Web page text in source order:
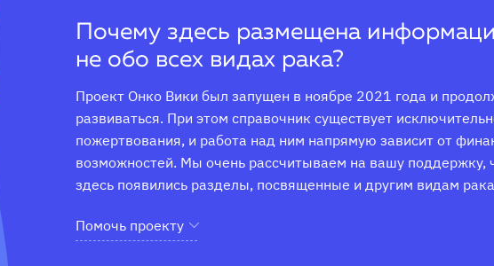
Почему здесь размещена
не обо всех видах рака?
Проект Онко Вики был запущен в ноябре 2021 года и
развиваться. При этом справочник существует
пожертвования, и работа над ним напрямую зависит от
возможностей. Мы очень рассчитываем на вашу поддержку,
здесь появились разделы, посвященные и другим видам
Помочь проекту